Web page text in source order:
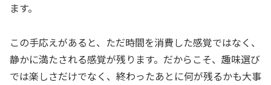
ます。
この手応えがあると、ただ時間を消費した感覚ではなく、
静かに満たされる感覚が残ります。だからこそ、趣味選び
では楽しさだけでなく、終わったあとに何が残るかも大事